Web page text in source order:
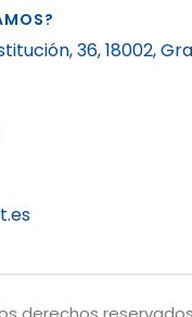
36, 18002,